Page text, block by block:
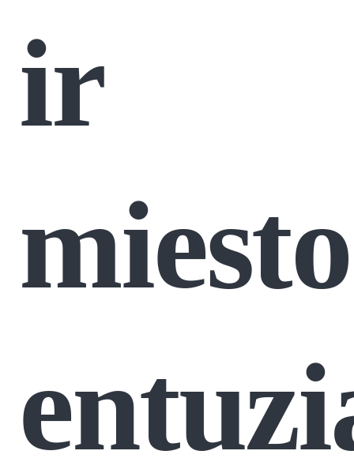
ir
miesto